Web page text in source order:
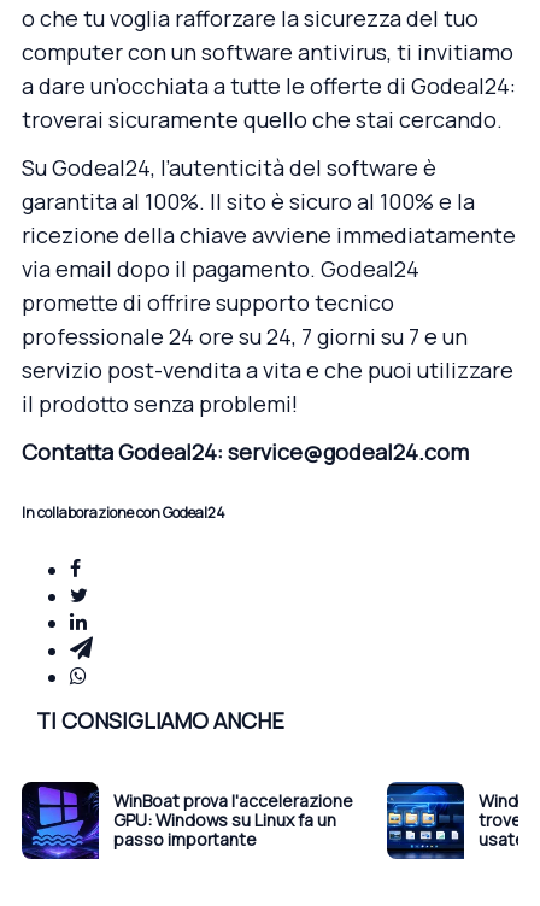
o che tu voglia rafforzare la sicurezza del tuo
computer con un software antivirus, ti invitiamo
a dare un’occhiata a tutte le offerte di Godeal24:
troverai sicuramente quello che stai cercando.
SuGodeal24, l’autenticità del software è
garantita al 100%. Il sito è sicuro al 100% e la
ricezione della chiave avviene immediatamente
via email dopo il pagamento. Godeal24
promette di offrire supporto tecnico
professionale 24 ore su 24, 7 giorni su 7 e un
servizio post-vendita a vita e che puoi utilizzare
il prodotto senza problemi!
Contatta Godeal24: service@godeal24.com
In collaborazione con Godeal24
TI CONSIGLIAMO ANCHE
WinBoat prova l'accelerazione
GPU: Windows su Linux fa un
passo importante
troverà
usate